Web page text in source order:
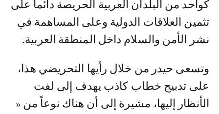
كواحد من البلدان العربية الحريصة دائماً على
تثمين العلاقات الدولية وعلى المساهمة في
نشر الأمن والسلام داخل المنطقة العربية.
وتسعى حيدر من خلال رأيها التحريضي هذا،
على تدبيج خطاب كاذب يهدف إلى لفت
الأنظار إليها، مشيرة إلى أن هناك نوعاً من «